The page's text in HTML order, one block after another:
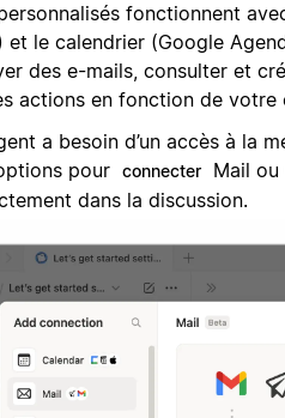
fonctionnent
et le calendrier (Google
des e-mails, consulter et
actions en fonction de votre
a besoin d’un accès à la
pour connecter Mail ou
dans la discussion.